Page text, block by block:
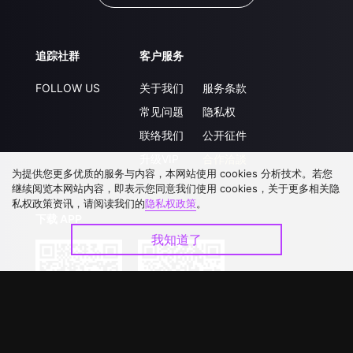
追踪社群
FOLLOW US
客户服务
关于我们
常见问题
联络我们
服务条款
隐私权
公开征件
为提供您更多优质的服务与内容，本网站使用 cookies 分析技术。若您
继续阅览本网站内容，即表示您同意我们使用 cookies，关于更多相关隐
私权政策资讯，请阅读我们的隐私权政策。
我知道了